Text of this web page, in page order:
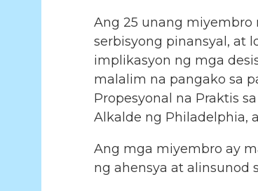
Ang 25 unang
serbisyong pinansyal, at
implikasyon ng mga
malalim na pangako sa
Propesyonal na Praktis
Alkalde ng Philadelphia,
Ang mga miyembro ay
ng ahensya at alinsunod